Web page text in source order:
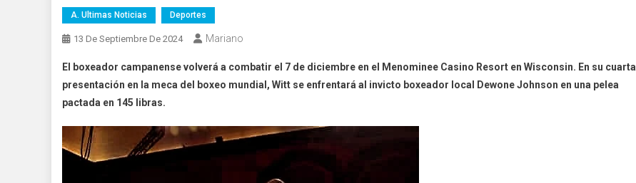
A. Ultimas Noticias Deportes
13 De Septiembre De 2024 Mariano
El boxeador campanense volverá a combatir el 7 de diciembre en el Menominee Casino Resort en Wisconsin. En su cuarta
presentación en la meca del boxeo mundial, Witt se enfrentará al invicto boxeador local Dewone Johnson en una pelea
pactada en 145 libras.